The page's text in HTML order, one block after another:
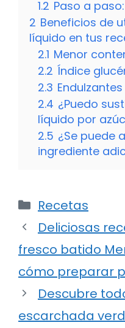
1.2 Paso a paso:
2 Beneficios de
líquido en tus
2.1 Menor
2.2 Índice
2.3
2.4 ¿Puedo
líquido por
2.5 ¿Se puede
ingrediente
Categorías
Recetas
Deliciosas
fresco batido
cómo preparar
Descubre
escarchada